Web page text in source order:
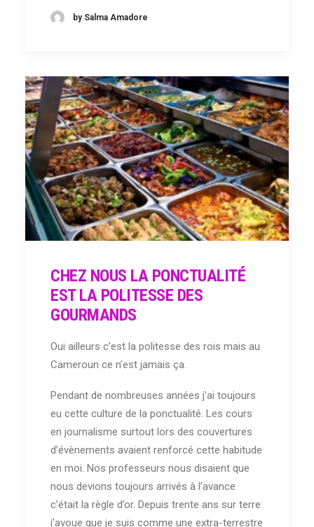
by Salma Amadore
CHEZ NOUS LA PONCTUALITÉ
EST LA POLITESSE DES
GOURMANDS
Oui ailleurs c’est la politesse des rois mais au
Cameroun ce n’est jamais ça.
Pendant de nombreuses années j’ai toujours
eu cette culture de la ponctualité. Les cours
en journalisme surtout lors des couvertures
d’évènements avaient renforcé cette habitude
en moi. Nos professeurs nous disaient que
nous devions toujours arrivés à l’avance
c’était la règle d’or. Depuis trente ans sur terre
j’avoue que je suis comme une extra-terrestre